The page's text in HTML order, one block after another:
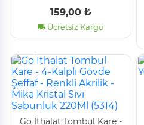
159,00 ₺
Ücretsiz Kargo
Go İthalat Tombul Kare -